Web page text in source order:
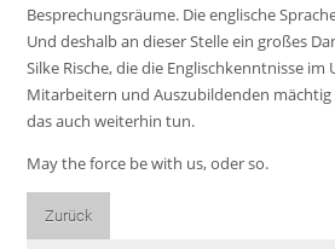
Besprechungsräume. Die englische
Und deshalb an dieser Stelle ein großes
Silke Rische, die die Englischkenntnisse
Mitarbeitern und Auszubildenden
das auch weiterhin tun.
May the force be with us, oder so.
Zurück